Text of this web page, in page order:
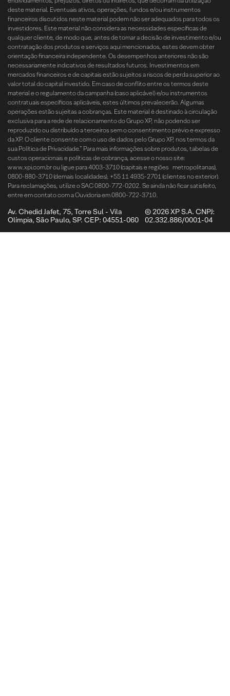
deste material. Eventuais ativos, operações, fundos e/ou instrumentos
financeiros discutidos neste material podem não ser adequados para todos os
investidores. Este material não considera as necessidades específicas de
qualquer cliente, de modo que, antes de tomar a decisão de investimento e/ou
contratação dos produtos e serviços aqui mencionados, estes devem obter
orientação financeira independente. Os desempenhos anteriores não são
necessariamente indicativos de resultados futuros. Investimentos em
mercados financeiros e de capitais estão sujeitos a riscos de perda superior ao
valor total do capital investido. Em caso de conflito entre os termos deste
material e o regulamento da campanha (caso aplicável) e/ou instrumentos
contratuais específicos aplicáveis, estes últimos prevalecerão. Algumas
operações estão sujeitas a cobranças. Este material é destinado à circulação
exclusiva para a rede de relacionamento do Grupo XP, não podendo ser
reproduzido ou distribuído a terceiros sem o consentimento prévio e expresso
da XP. O cliente consente com o uso de dados pelo Grupo XP, nos termos da
sua Política de Privacidade.” Para mais informações sobre produtos, tabelas de
custos operacionais e políticas de cobrança, acesse o nosso site:
www.xpi.com.br ou ligue para 4003-3710 (capitais e regiões metropolitanas),
0800-880-3710 (demais localidades), +55 11 4935-2701 (clientes no exterior).
Para reclamações, utilize o SAC 0800-772-0202. Se ainda não ficar satisfeito,
entre em contato com a Ouvidoria em 0800-722-3710.
Av. Chedid Jafet, 75, Torre Sul - Vila
Olímpia, São Paulo, SP. CEP: 04551-060
© 2026 XP S.A. CNPJ:
02.332.886/0001-04